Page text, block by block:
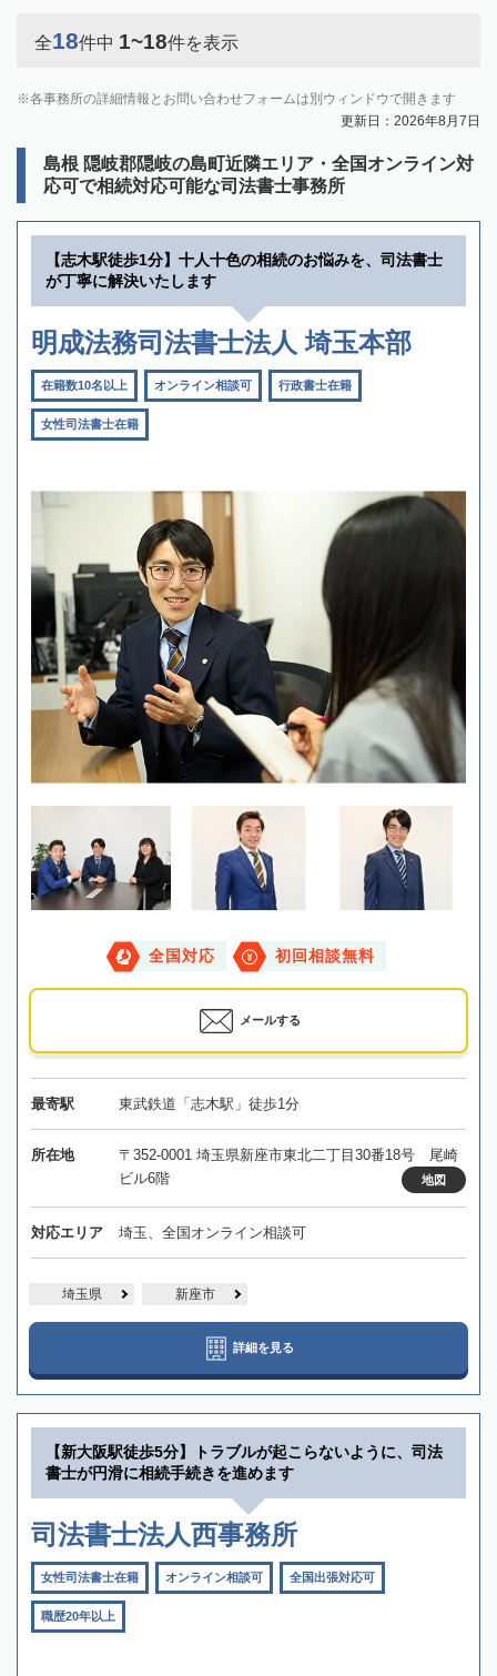
全18件中 1~18件を表示
各事務所の詳細情報とお問い合わせフォームは別ウィンドウで開きます
更新日：2026年8月7日
島根 隠岐郡隠岐の島町近隣エリア・全国オンライン対
応可で相続対応可能な司法書士事務所
【志木駅徒歩1分】十人十色の相続のお悩みを、司法書士
が丁寧に解決いたします
明成法務司法書士法人 埼玉本部
在籍数10名以上 オンライン相談可 行政書士在籍
女性司法書士在籍
全国対応 初回相談無料
メールする
最寄駅 東武鉄道「志木駅」徒歩1分
所在地
〒352-0001 埼玉県新座市東北二丁目30番18号 尾崎
ビル6階
地図
対応エリア 埼玉、全国オンライン相談可
埼玉県 新座市
詳細を見る
【新大阪駅徒歩5分】トラブルが起こらないように、司法
書士が円滑に相続手続きを進めます
司法書士法人西事務所
女性司法書士在籍 オンライン相談可 全国出張対応可
職歴20年以上